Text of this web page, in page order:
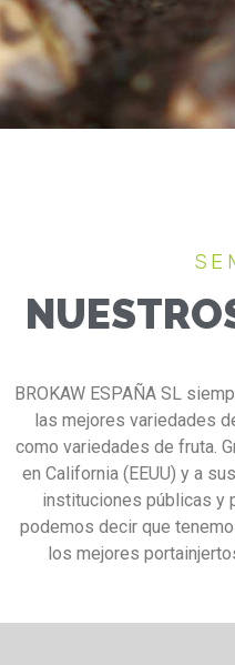
BROKAW ESPAÑA SL
las mejores variedades
como variedades de fruta.
en California (EEUU) y a
instituciones públicas y
podemos decir que
los mejores